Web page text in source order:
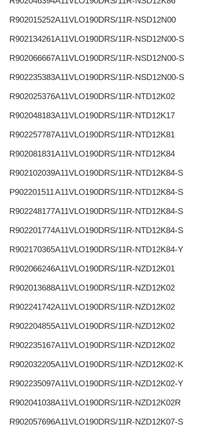
R902015252A11VLO190DRS/11R-NSD12N00
R902134261A11VLO190DRS/11R-NSD12N00-S
R902066667A11VLO190DRS/11R-NSD12N00-S
R902235383A11VLO190DRS/11R-NSD12N00-S
R902025376A11VLO190DRS/11R-NTD12K02
R902048183A11VLO190DRS/11R-NTD12K17
R902257787A11VLO190DRS/11R-NTD12K81
R902081831A11VLO190DRS/11R-NTD12K84
R902102039A11VLO190DRS/11R-NTD12K84-S
Р902201511A11VLO190DRS/11R-NTD12K84-S
R902248177A11VLO190DRS/11R-NTD12K84-S
R902201774A11VLO190DRS/11R-NTD12K84-S
R902170365A11VLO190DRS/11R-NTD12K84-Y
R902066246A11VLO190DRS/11R-NZD12K01
R902013688A11VLO190DRS/11R-NZD12K02
R902241742A11VLO190DRS/11R-NZD12K02
R902204855A11VLO190DRS/11R-NZD12K02
R902235167A11VLO190DRS/11R-NZD12K02
R902032205A11VLO190DRS/11R-NZD12K02-K
R902235097A11VLO190DRS/11R-NZD12K02-Y
R902041038A11VLO190DRS/11R-NZD12K02R
R902057696A11VLO190DRS/11R-NZD12K07-S